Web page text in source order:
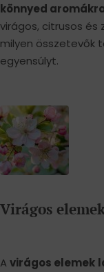
könnyed
virágos, citrusos és
milyen összetevők
egyensúlyt.
Virágos
A virágos elemek